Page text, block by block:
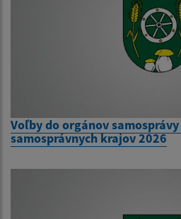
Voľby do orgánov
samosprávnych krajov 2026